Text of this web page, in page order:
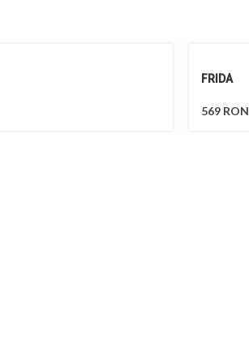
FRIDA
569 RON